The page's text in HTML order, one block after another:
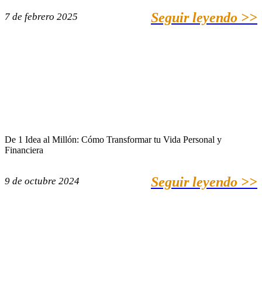
7 de febrero 2025 Seguir leyendo >>
De 1 Idea al Millón: Cómo Transformar tu Vida Personal y
Financiera
9 de octubre 2024 Seguir leyendo >>